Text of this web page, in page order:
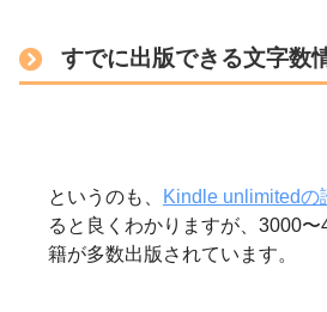
すでに出版できる文字数
というのも、 Kindle unlimitedの
ると良くわかりますが、3000
籍が多数出版されています。